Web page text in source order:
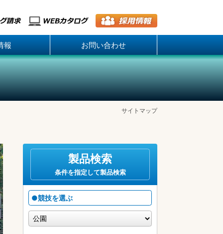
報 お問い合わせ
製品検索
条件を指定して製品検索
●競技を選ぶ
サイトマップ